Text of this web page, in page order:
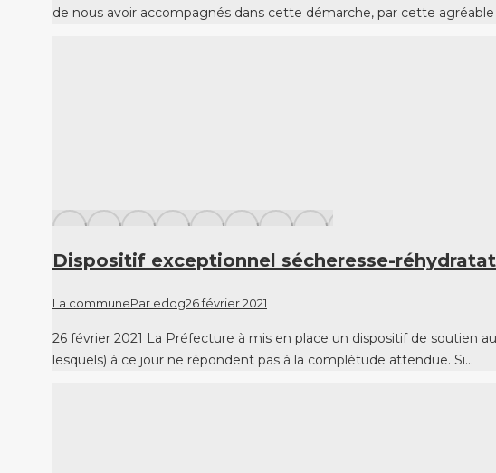
de nous avoir accompagnés dans cette démarche, par cette
Dispositif exceptionnel sécheresse-
La communePar edog26 février 2021
26 février 2021 La Préfecture à mis en place un dispositif de soutien
lesquels) à ce jour ne répondent pas à la complétude attendue. Si…